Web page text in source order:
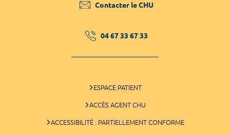
Contacter le CHU
04 67 33 67 33
ESPACE PATIENT
ACCÈS AGENT CHU
ACCESSIBILITÉ : PARTIELLEMENT CONFORME